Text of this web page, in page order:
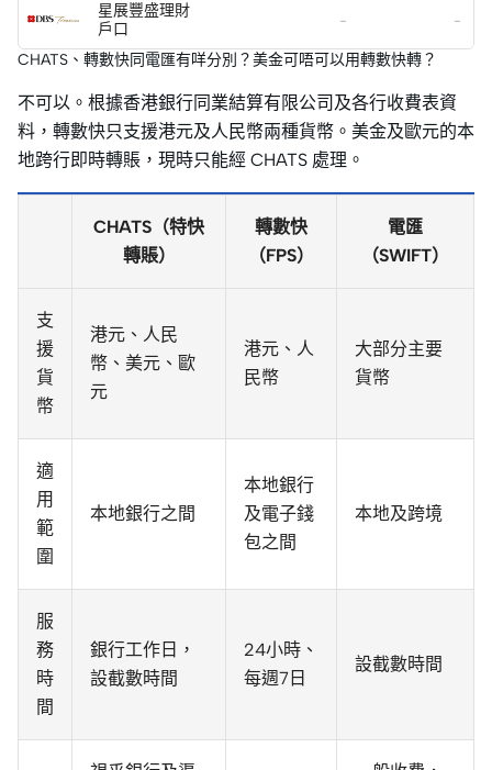
星展豐盛理財
戶口
- -
CHATS、轉數快同電匯有咩分別？美金可唔可以用轉數快轉？
不可以。根據香港銀行同業結算有限公司及各行收費表資
料，轉數快只支援港元及人民幣兩種貨幣。美金及歐元的本
地跨行即時轉賬，現時只能經 CHATS 處理。
CHATS（特快
轉賬）
轉數快
（FPS）
電匯
（SWIFT）
支
援
貨
幣
港元、人民
幣、美元、歐
元
港元、人
民幣
大部分主要
貨幣
適
用
範
圍
本地銀行之間
本地銀行
及電子錢
包之間
本地及跨境
服
務
時
間
銀行工作日，
設截數時間
24小時、
每週7日
設截數時間